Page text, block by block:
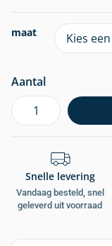
maat
Aantal
Snelle levering
Vandaag besteld, snel
geleverd uit voorraad